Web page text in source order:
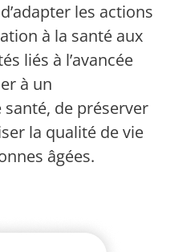
les actions
à la santé aux
liés à l’avancée
à un
de préserver
la qualité de vie
âgées.